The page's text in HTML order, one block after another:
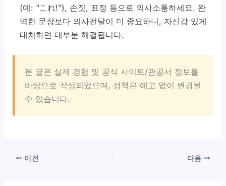
(예: “これ!”), 손짓, 표정 등으로 의사소통하세요. 완
벽한 문장보다 의사전달이 더 중요하니, 자신감 있게
대처하면 대부분 해결됩니다.
본 글은 실제 경험 및 공식 사이트/관공서 정보를
바탕으로 작성되었으며, 정책은 예고 없이 변경될
수 있습니다.
이전 다음